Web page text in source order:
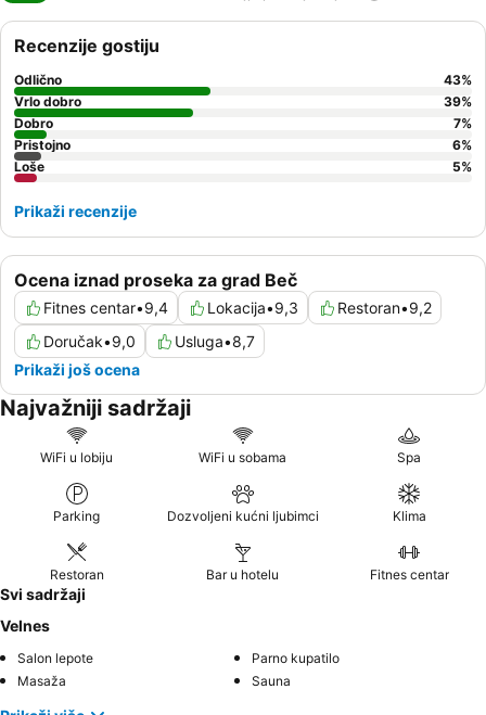
Ocena iznad proseka za grad Beč
Fitnes centar•9,4 Lokacija•9,3 Restoran•9,2
Doručak•9,0 Usluga•8,7
Prikaži još ocena
Recenzije gostiju
Odlično 43%
Vrlo dobro
39%
Dobro
7%
Pristojno
6%
Loše
5%
Prikaži recenzije
Najvažniji sadržaji
WiFi u lobiju WiFi u sobama Spa
Parking Dozvoljeni kućni ljubimci Klima
Restoran Bar u hotelu Fitnes centar
Svi sadržaji
Velnes
Salon lepote
Parno kupatilo
Masaža
Sauna